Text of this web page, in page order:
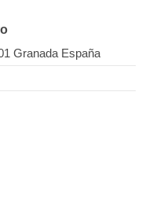
Granada España